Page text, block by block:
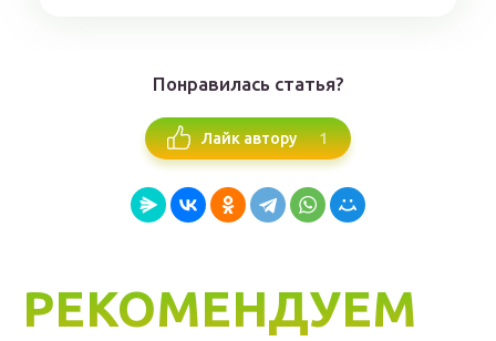
Понравилась статья?
Лайк автору 1
РЕКОМЕНДУЕМ